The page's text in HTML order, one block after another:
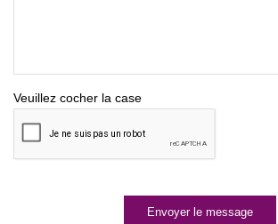
Veuillez cocher la case
Envoyer le message